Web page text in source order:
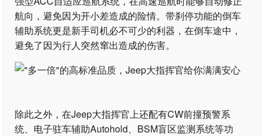
航向，避免因为开小差造成的险情。带刹停功能的倒车
辅助系统更是新手司机必不可少的利器，在倒车途中，
避免了因为行人突然窜出造成的伤害。
除此之外，在Jeep大指挥官上还配有CW前撞预警系
统、电子驻车辅助Autohold、BSM盲区监测系统等功